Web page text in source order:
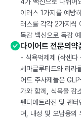
이러스 1가지를 예방
러스를 각각 2가지씩
독감 백신으로 독감
다이어트 전문의약
- 식욕억제제 (삭센다
세마글루티드와 리라
어트 주사제들은
가와 함께, 식욕을 감
펜디메트라진 및 펜
며, 내성 및 오남용의